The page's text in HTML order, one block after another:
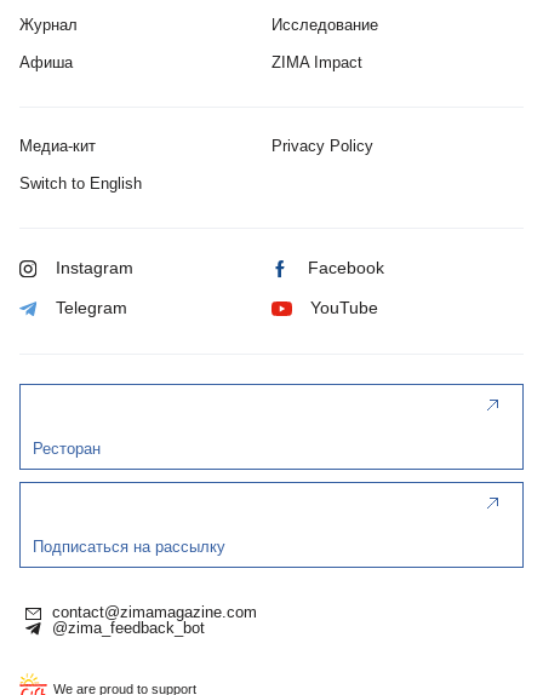
Журнал
Афиша
Исследование
ZIMA Impact
Медиа-кит Privacy Policy
Switch to English
Instagram Facebook
Telegram YouTube
Ресторан
Подписаться на рассылку
contact@zimamagazine.com
@zima_feedback_bot
We are proud to support